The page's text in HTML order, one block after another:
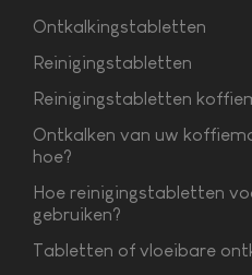
Ontkalkingstabletten
Reinigingstabletten
Reinigingstabletten
Ontkalken van uw
hoe?
Hoe reinigingstabletten
gebruiken?
Tabletten of vloeibare